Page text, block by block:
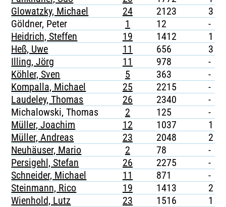
Glowatzky, Michael
24 2123 3
Göldner, Peter
1 12 -
Heidrich, Steffen
19 1412 1
Heß, Uwe
11 656 3
Illing, Jörg
11 978 -
Köhler, Sven
5 363 -
Kompalla, Michael
25 2215 -
Laudeley, Thomas
26 2340 -
Michalowski, Thomas
2 125 -
Müller, Joachim
12 1037 1
Müller, Andreas
23 2048 2
Neuhäuser, Mario
2 78 -
Persigehl, Stefan
26 2275 -
Schneider, Michael
11 871 -
Steinmann, Rico
19 1413 2
Wienhold, Lutz
23 1516 1